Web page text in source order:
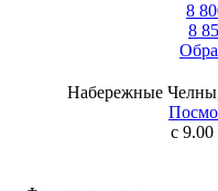
8
8
Набережные
с